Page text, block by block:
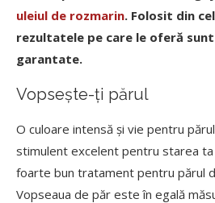
uleiul de rozmarin. Folosit din
rezultatele pe care le oferă
garantate.
Vopsește-ți părul
O culoare intensă și vie pentru
stimulent excelent pentru starea
foarte bun tratament pentru părul
Vopseaua de păr este în egală